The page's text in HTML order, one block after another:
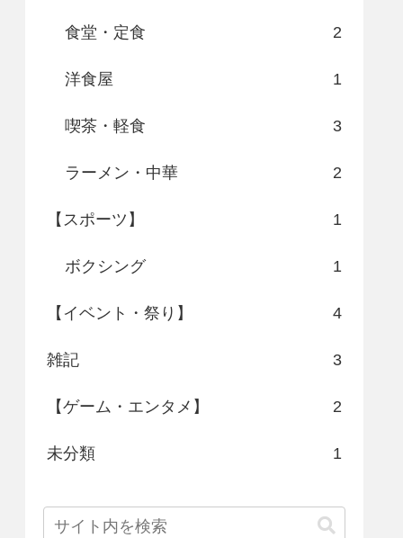
食堂・定食 2
洋食屋 1
喫茶・軽食 3
ラーメン・中華 2
【スポーツ】 1
ボクシング 1
【イベント・祭り】 4
雑記 3
【ゲーム・エンタメ】 2
未分類 1